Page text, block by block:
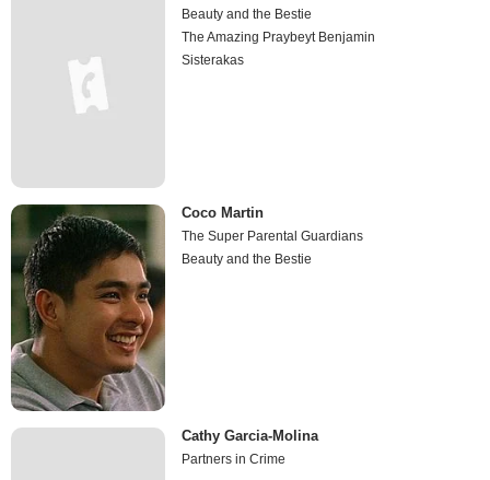
Beauty and the Bestie
The Amazing Praybeyt Benjamin
Sisterakas
Coco Martin
The Super Parental Guardians
Beauty and the Bestie
Cathy Garcia-Molina
Partners in Crime